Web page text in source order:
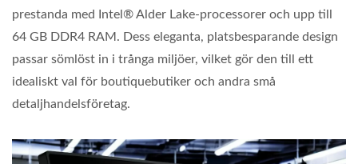
prestanda med Intel® Alder Lake-processorer och upp till
64 GB DDR4 RAM. Dess eleganta, platsbesparande design
passar sömlöst in i trånga miljöer, vilket gör den till ett
idealiskt val för boutiquebutiker och andra små
detaljhandelsföretag.